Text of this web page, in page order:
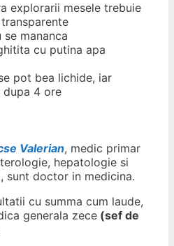
explorarii mesele trebuie
se mananca
cu putina apa
pot bea lichide, iar
dupa 4 ore
Valerian, medic primar
hepatologie si
sunt doctor in medicina.
cu summa cum laude,
generala zece (sef de